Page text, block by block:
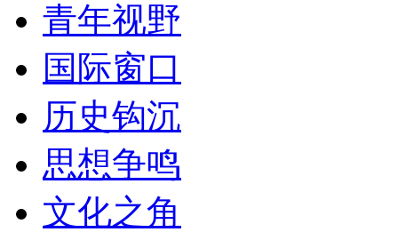
青年视野
国际窗口
历史钩沉
思想争鸣
文化之角